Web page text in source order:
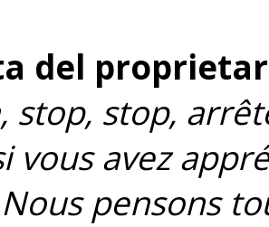
del
stop, stop,
vous avez
pensons